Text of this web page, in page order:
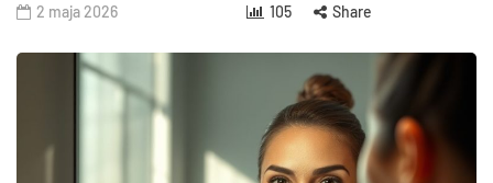
2 maja 2026 105 Share